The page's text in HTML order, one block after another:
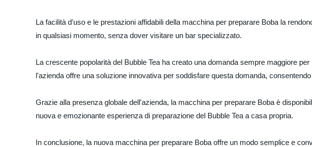
La facilità d'uso e le prestazioni affidabili della macchina per preparare Boba la
in qualsiasi momento, senza dover visitare un bar specializzato.
La crescente popolarità del Bubble Tea ha creato una domanda sempre maggiore
l'azienda offre una soluzione innovativa per soddisfare questa domanda,
Grazie alla presenza globale dell'azienda, la macchina per preparare Boba è
nuova e emozionante esperienza di preparazione del Bubble Tea a casa propria.
In conclusione, la nuova macchina per preparare Boba offre un modo semplice e